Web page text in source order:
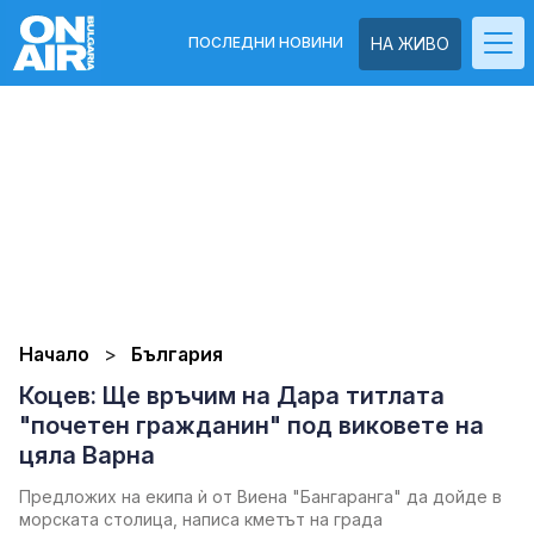
НА ЖИВО
ПОСЛЕДНИ НОВИНИ
Начало България
Коцев: Ще връчим на Дара титлата
"почетен гражданин" под виковете на
цяла Варна
Предложих на екипа ѝ от Виена "Бангаранга" да дойде в
морската столица, написа кметът на града